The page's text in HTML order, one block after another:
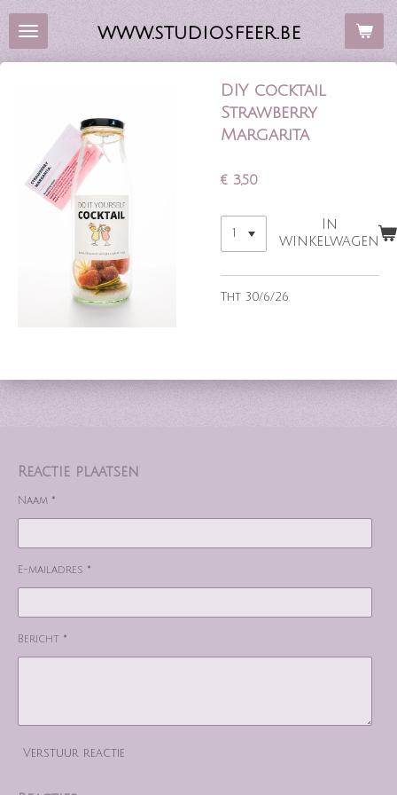
Ga
direct
WWW.STUDIOSFEER.BE
DIY cocktail
Strawberry
Margarita
€ 3,50
In
winkelwagen
Tht 30/6/26
Reactie plaatsen
Naam *
E-mailadres *
Bericht *
Verstuur reactie